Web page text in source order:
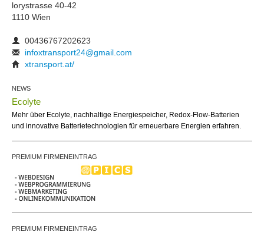
lorystrasse 40-42
1110 Wien
00436767202623
infoxtransport24@gmail.com
xtransport.at/
NEWS
Ecolyte
Mehr über Ecolyte, nachhaltige Energiespeicher, Redox-Flow-Batterien
und innovative Batterietechnologien für erneuerbare Energien erfahren.
PREMIUM FIRMENEINTRAG
PREMIUM FIRMENEINTRAG